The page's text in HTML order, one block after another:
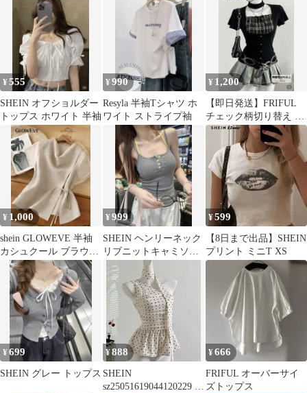
¥555
SHEIN オフショルダー
トップス ホワイト 半袖
¥990
Resyla 半袖Tシャツ ホ
ワイト ストライプ袖
¥ 1,200
【即日発送】FRIFUL
チェック柄切り替え バ
ブル袖 半袖 Tシャツ
¥ 1,000
shein GLOWEVE 半袖
カシュクール ブラウス
ベージュ
¥999
SHEIN ヘンリーネック
リブニットキャミソー
ル ノースリーブ グレー
¥599
【8日まで出品】SHEIN
プリント ミニT XS
¥699
SHEIN グレー トップス
¥888
SHEIN
sz25051619044120229 ノ
¥666
FRIFUL オーバーサイ
ズトップス